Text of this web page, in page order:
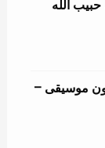
حبيب الله
موسيقى –